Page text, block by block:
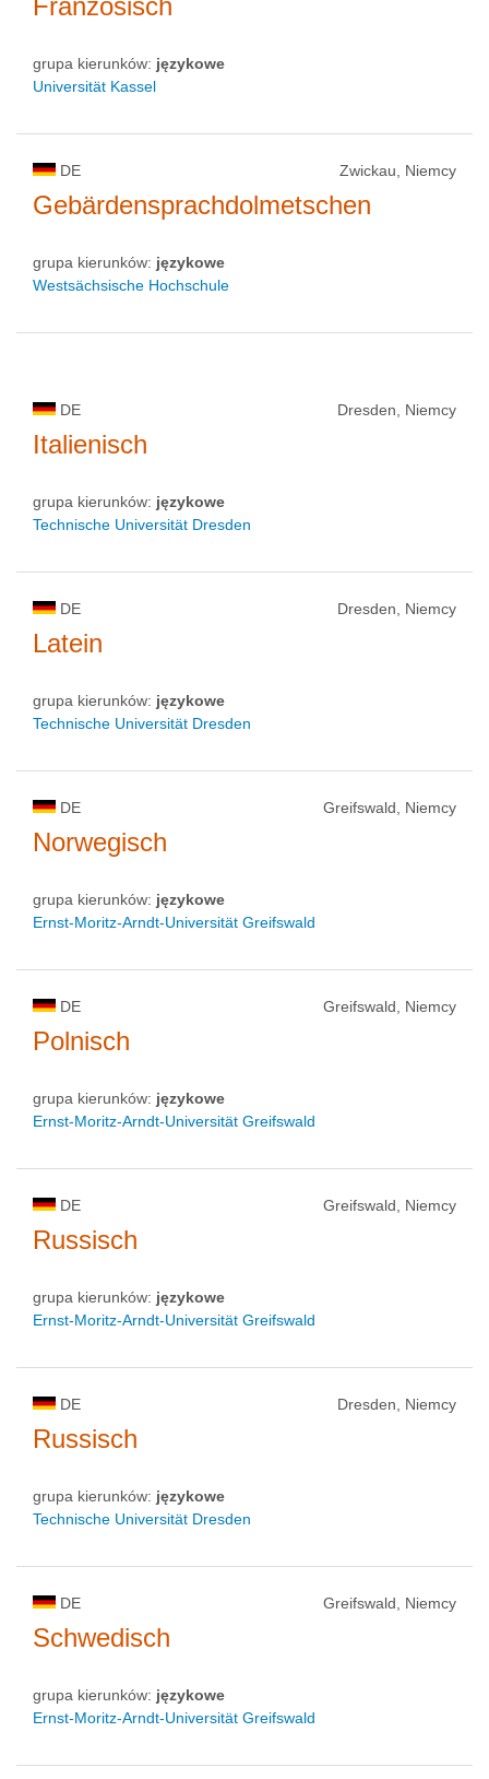
grupa kierunków: językowe
Universität Kassel
DE Zwickau, Niemcy
Gebärdensprachdolmetschen
grupa kierunków: językowe
Westsächsische Hochschule
DE Dresden, Niemcy
Italienisch
grupa kierunków: językowe
Technische Universität Dresden
DE Dresden, Niemcy
Latein
grupa kierunków: językowe
Technische Universität Dresden
DE Greifswald, Niemcy
Norwegisch
grupa kierunków: językowe
Ernst-Moritz-Arndt-Universität Greifswald
DE Greifswald, Niemcy
Polnisch
grupa kierunków: językowe
Ernst-Moritz-Arndt-Universität Greifswald
DE Greifswald, Niemcy
Russisch
grupa kierunków: językowe
Ernst-Moritz-Arndt-Universität Greifswald
DE Dresden, Niemcy
Russisch
grupa kierunków: językowe
Technische Universität Dresden
DE Greifswald, Niemcy
Schwedisch
grupa kierunków: językowe
Ernst-Moritz-Arndt-Universität Greifswald